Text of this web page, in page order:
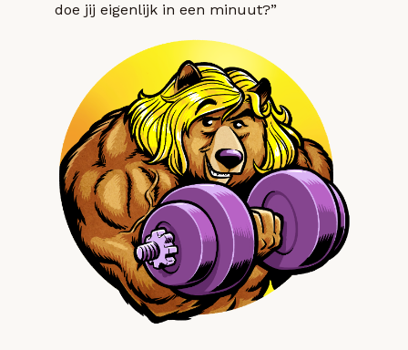
doe jij eigenlijk in een minuut?”